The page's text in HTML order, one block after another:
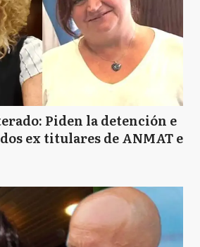
Piden la detención e
ex titulares de ANMAT e